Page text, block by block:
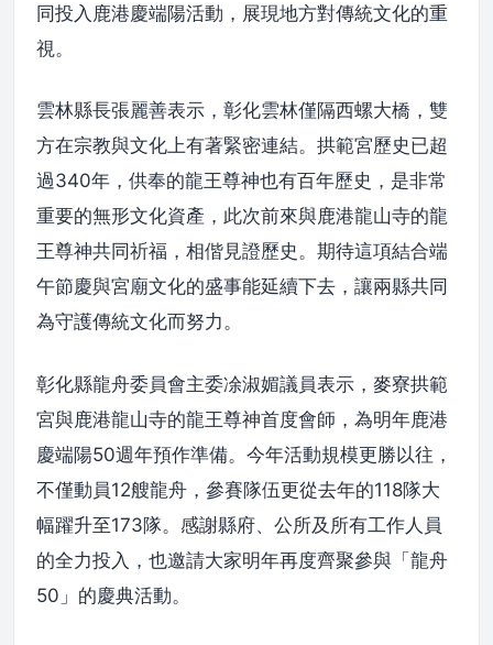
同投入鹿港慶端陽活動，展現地方對傳統文化的重
視。
雲林縣長張麗善表示，彰化雲林僅隔西螺大橋，雙
方在宗教與文化上有著緊密連結。拱範宮歷史已超
過340年，供奉的龍王尊神也有百年歷史，是非常
重要的無形文化資產，此次前來與鹿港龍山寺的龍
王尊神共同祈福，相偕見證歷史。期待這項結合端
午節慶與宮廟文化的盛事能延續下去，讓兩縣共同
為守護傳統文化而努力。
彰化縣龍舟委員會主委凃淑媚議員表示，麥寮拱範
宮與鹿港龍山寺的龍王尊神首度會師，為明年鹿港
慶端陽50週年預作準備。今年活動規模更勝以往，
不僅動員12艘龍舟，參賽隊伍更從去年的118隊大
幅躍升至173隊。感謝縣府、公所及所有工作人員
的全力投入，也邀請大家明年再度齊聚參與「龍舟
50」的慶典活動。